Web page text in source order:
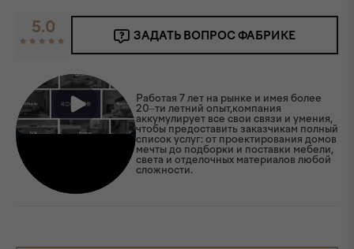
5.0 ЗАДАТЬ ВОПРОС ФАБРИКЕ
Работая 7 лет на рынке и имея более
20–ти летний опыт,компания
аккумулирует все свои связи и умения,
чтобы предоставить заказчикам полный
список услуг: от проектирования домов
мечты до подборки и поставки мебели,
света и отделочных материалов любой
сложности.